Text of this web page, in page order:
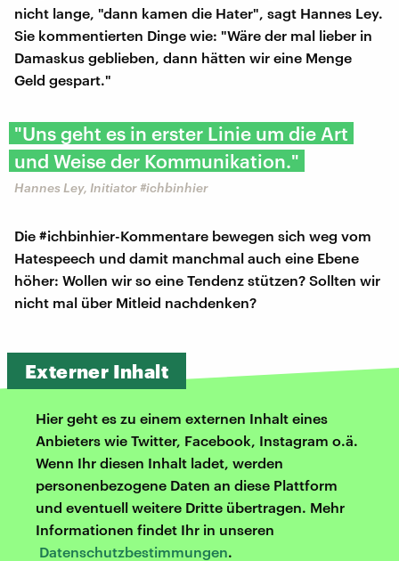
nicht lange, "dann kamen die Hater", sagt Hannes Ley.
Sie kommentierten Dinge wie: "Wäre der mal lieber in
Damaskus geblieben, dann hätten wir eine Menge
Geld gespart."
"Uns geht es in erster Linie um die Art
und Weise der Kommunikation."
Hannes Ley, Initiator #ichbinhier
Die #ichbinhier-Kommentare bewegen sich weg vom
Hatespeech und damit manchmal auch eine Ebene
höher: Wollen wir so eine Tendenz stützen? Sollten wir
nicht mal über Mitleid nachdenken?
Externer Inhalt
Hier geht es zu einem externen Inhalt eines
Anbieters wie Twitter, Facebook, Instagram o.ä.
Wenn Ihr diesen Inhalt ladet, werden
personenbezogene Daten an diese Plattform
und eventuell weitere Dritte übertragen. Mehr
Informationen findet Ihr in unseren
Datenschutzbestimmungen.